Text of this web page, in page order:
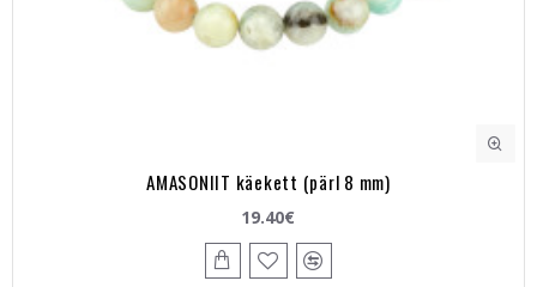
AMASONIIT käekett (pärl 8 mm)
19.40€